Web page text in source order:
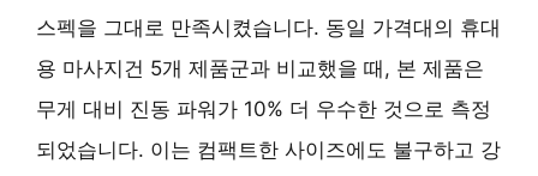
스펙을 그대로 만족시켰습니다. 동일 가격대의 휴대
용 마사지건 5개 제품군과 비교했을 때, 본 제품은
무게 대비 진동 파워가 10% 더 우수한 것으로 측정
되었습니다. 이는 컴팩트한 사이즈에도 불구하고 강